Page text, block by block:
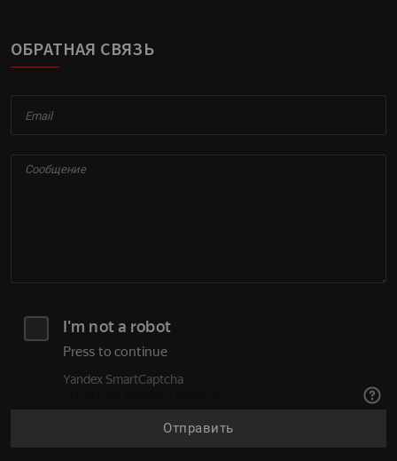
ОБРАТНАЯ СВЯЗЬ
Отправить